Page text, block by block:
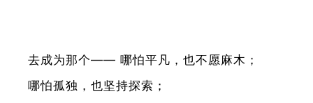
去成为那个—— 哪怕平凡，也不愿麻木；
哪怕孤独，也坚持探索；